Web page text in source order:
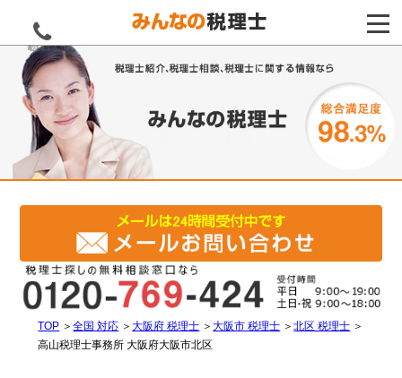
電話をする
TOP ＞全国 対応 ＞大阪府 税理士 ＞大阪市 税理士 ＞北区 税理士 ＞
高山税理士事務所 大阪府大阪市北区